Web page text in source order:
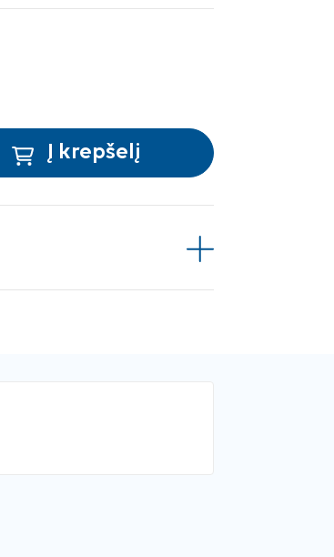
Į krepšelį